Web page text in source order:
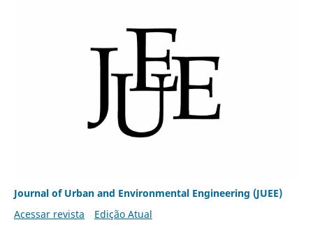
Journal of Urban and Environmental Engineering (JUEE)
Acessar revista
Edição Atual